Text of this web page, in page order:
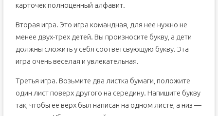
карточек полноценный алфавит.
Вторая игра. Это игра командная, для нее нужно не
менее двух-трех детей. Вы произносите букву, а дети
должны сложить у себя соответсвующую букву. Эта
игра очень веселая и увлекательная.
Третья игра. Возьмите два листка бумаги, положите
один лист поверх другого на середину. Напишите букву
так, чтобы ее верх был написан на одном листе, а низ —